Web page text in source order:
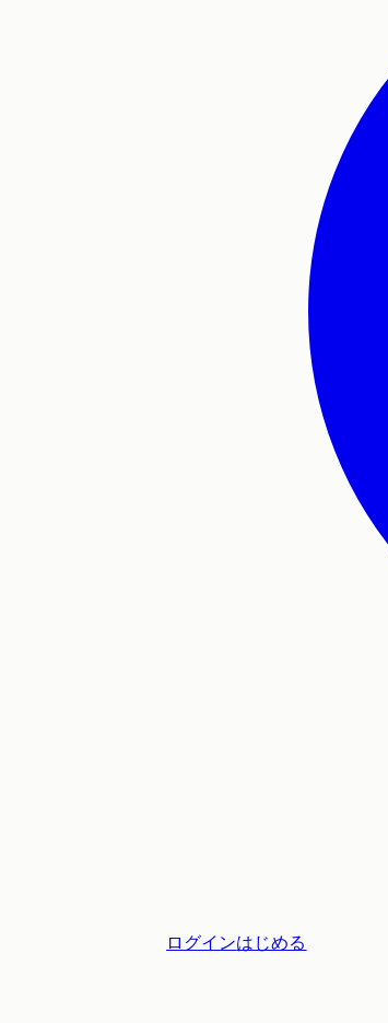
ログインはじめる